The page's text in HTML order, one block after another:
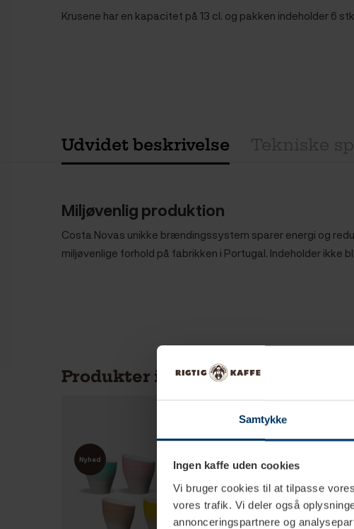
Samtykke
Ingen kaffe uden cookies
Vi bruger cookies til at tilpasse
vores trafik. Vi deler også
annonceringspartnere og
Krusene har en kapacitet på 13 cl. og pakken indeholder 6
Udvidet beskrivelse Tekniske
Miljøvenlig produktion
Costa Novas unikke brændingssystem sparer energi og
miljøvenlige forhold på fabrikken i Portugal. Indeholder ikke
Produkter i samme kategori
Nyhed 10%
Nyhed